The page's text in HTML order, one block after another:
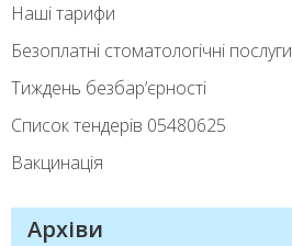
Наші тарифи
Безоплатні стоматологічні послуги
Тиждень безбар’єрності
Список тендерiв 05480625
Вакцинація
Архіви